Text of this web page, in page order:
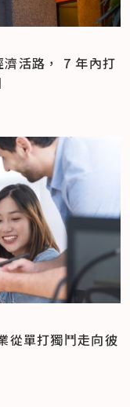
活路， 7 年內打
從單打獨鬥走向彼